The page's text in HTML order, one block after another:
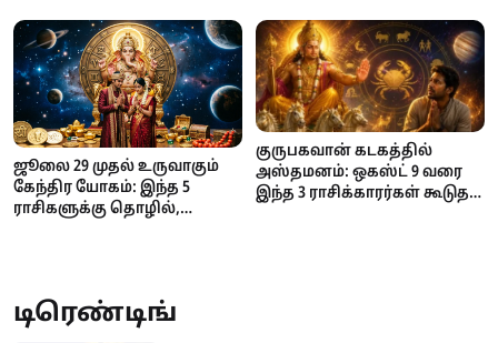
ஜூலை 29 முதல் உருவாகும்
கேந்திர யோகம்: இந்த 5
ராசிகளுக்கு தொழில்,
குருபகவான் கடகத்தில்
அஸ்தமனம்: ஒகஸ்ட் 9 வரை
இந்த 3 ராசிக்காரர்கள் கூடுதல்
டிரெண்டிங்